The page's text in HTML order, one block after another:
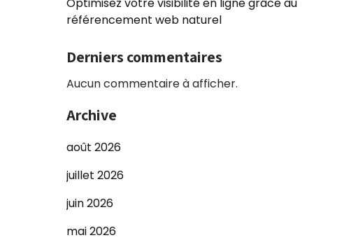
référencement web naturel
Derniers commentaires
Aucun commentaire à afficher.
Archive
août 2026
juillet 2026
juin 2026
mai 2026